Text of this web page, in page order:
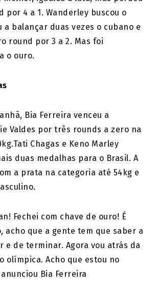
por 4 a 1. Wanderley buscou o
a balançar duas vezes o cubano e
round por 3 a 2. Mas foi
o ouro.
Bia Ferreira venceu a
Valdes por três rounds a zero na
Chagas e Keno Marley
duas medalhas para o Brasil. A
a prata na categoria até 54kg e
Fechei com chave de ouro! É
acho que a gente tem que saber a
e de terminar. Agora vou atrás da
olímpica. Acho que estou no
Bia Ferreira